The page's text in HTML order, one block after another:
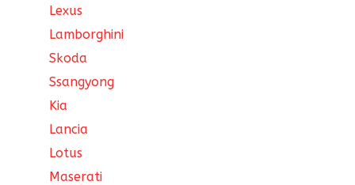
Lexus
Lamborghini
Skoda
Ssangyong
Kia
Lancia
Lotus
Maserati